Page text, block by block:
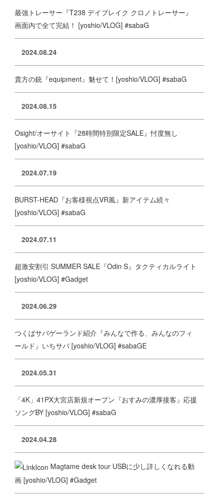
最強トレーサー『T238 デイブレイク クロノトレーサー』
画面内で全て完結！ [yoshio/VLOG] #sabaG
2024.08.24
貴方の銃『equipment』魅せて！[yoshio/VLOG] #sabaG
2024.08.15
Osight/オーサイト『28時間特別限定SALE』忖度無し
[yoshio/VLOG] #sabaG
2024.07.19
BURST-HEAD『お客様視点VR風』新アイテム続々
[yoshio/VLOG] #sabaG
2024.07.11
超激安割引 SUMMER SALE『Odin S』タクティカルライト
[yoshio/VLOG] #Gadget
2024.06.29
つくばサバゲーランド紹介『みんなで作る、みんなのフィ
ールド』いちサバ [yoshio/VLOG] #sabaGE
2024.05.31
「4K」41PX大宮店新規オープン『おすみの濃厚接客』応援
ソングBY [yoshio/VLOG] #sabaG
2024.04.28
Magtame desk tour USBに少し詳しくなれる動
画 [yoshio/VLOG] #Gadget